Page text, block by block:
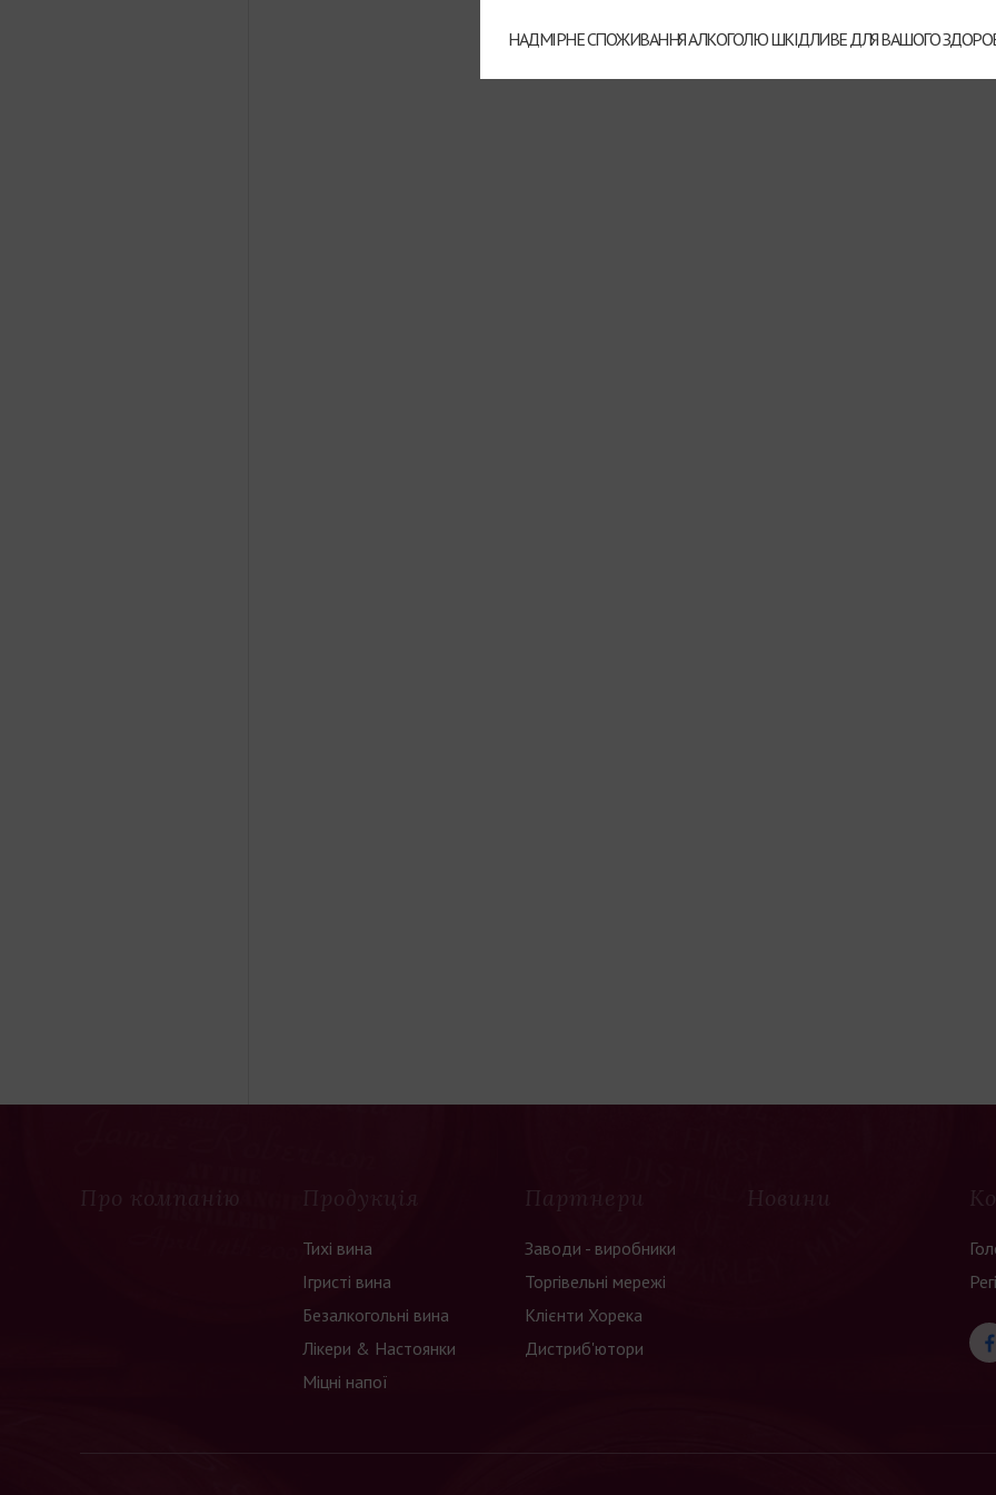
НАДМІРНЕ СПОЖИВАННЯ АЛКОГОЛЮ ШКІДЛИВЕ ДЛЯ ВАШОГО
Про компанію Продукція
Тихі вина
Ігристі вина
Безалкогольні вина
Лікери & Настоянки
Міцні напої
Партнери
Заводи - виробники
Торгівельні мережі
Клієнти Хорека
Дистриб'ютори
Новини